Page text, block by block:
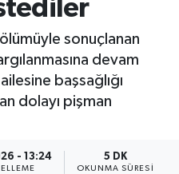
sonuçlanan
devam
başsağlığı
dolayı pişman
- 13:24 5 DK
OKUNMA SÜRESI